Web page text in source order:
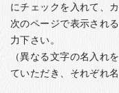
にチェックを入れて、
次のページで表示され
力下さい。
（異なる文字の名入れ
ていただき、それぞれ